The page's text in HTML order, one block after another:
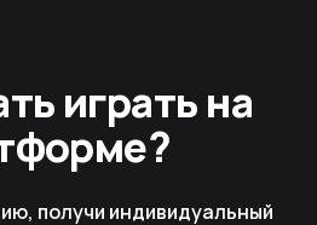
играть на
получи индивидуальный